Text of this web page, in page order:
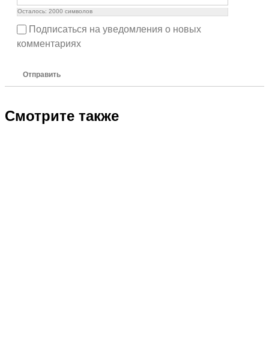
Осталось: 2000 символов
Подписаться на уведомления о новых
комментариях
Отправить
Смотрите также